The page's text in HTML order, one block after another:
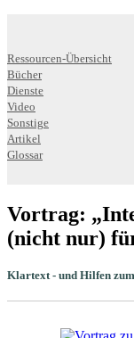
Ressourcen-Übersicht
Bücher
Dienste
Video
Sonstige
Artikel
Glossar
Vortrag:
(nicht nur)
Klartext - und Hilfen zum